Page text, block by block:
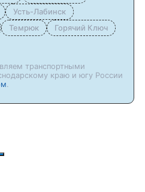
Усть-Лабинск
Темрюк
Горячий Ключ
транспортными
краю и югу России
.